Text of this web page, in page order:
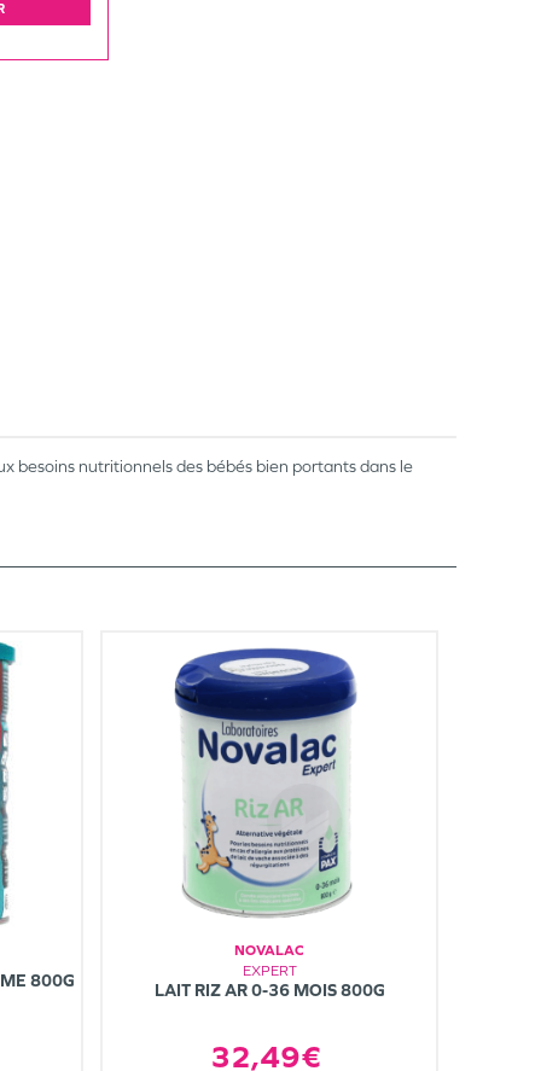
besoins nutritionnels des bébés bien portants dans le
800G
NOVALAC
EXPERT
LAIT RIZ AR 0-36 MOIS 800G
32,49€